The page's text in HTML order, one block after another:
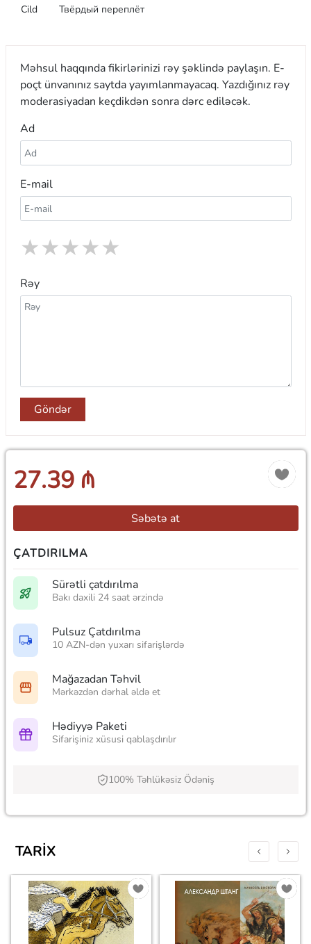
Cild Твёрдый переплёт
Məhsul haqqında fikirlərinizi rəy şəklində paylaşın. E-
poçt ünvanınız saytda yayımlanmayacaq. Yazdığınız rəy
moderasiyadan keçdikdən sonra dərc ediləcək.
Ad
E-mail
★
★
★
★
★
Rəy
Göndər
27.39 ₼
Səbətə at
ÇATDIRILMA
Sürətli çatdırılma
Bakı daxili 24 saat ərzində
Pulsuz Çatdırılma
10 AZN-dən yuxarı sifarişlərdə
Mağazadan Təhvil
Mərkəzdən dərhal əldə et
Hədiyyə Paketi
Sifarişiniz xüsusi qablaşdırılır
100% Təhlükəsiz Ödəniş
TARIX